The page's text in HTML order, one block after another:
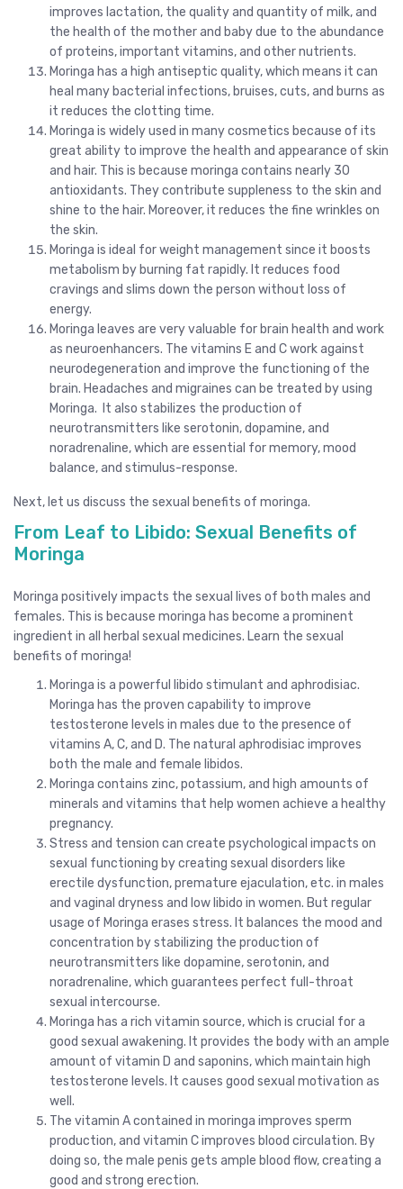
improves lactation, the quality and quantity of milk, and
the health of the mother and baby due to the abundance
of proteins, important vitamins, and other nutrients.
Moringa has a high antiseptic quality, which means it can
heal many bacterial infections, bruises, cuts, and burns as
it reduces the clotting time.
Moringa is widely used in many cosmetics because of its
great ability to improve the health and appearance of skin
and hair. This is because moringa contains nearly 30
antioxidants. They contribute suppleness to the skin and
shine to the hair. Moreover, it reduces the fine wrinkles on
the skin.
Moringa is ideal for weight management since it boosts
metabolism by burning fat rapidly. It reduces food
cravings and slims down the person without loss of
energy.
Moringa leaves are very valuable for brain health and work
as neuroenhancers. The vitamins E and C work against
neurodegeneration and improve the functioning of the
brain. Headaches and migraines can be treated by using
Moringa. It also stabilizes the production of
neurotransmitters like serotonin, dopamine, and
noradrenaline, which are essential for memory, mood
balance, and stimulus-response.
Next, let us discuss the sexual benefits of moringa.
From Leaf to Libido: Sexual Benefits of
Moringa
Moringa positively impacts the sexual lives of both males and
females. This is because moringa has become a prominent
ingredient in all herbal sexual medicines. Learn the sexual
benefits of moringa!
Moringa is a powerful libido stimulant and aphrodisiac.
Moringa has the proven capability to improve
testosterone levels in males due to the presence of
vitamins A, C, and D. The natural aphrodisiac improves
both the male and female libidos.
Moringa contains zinc, potassium, and high amounts of
minerals and vitamins that help women achieve a healthy
pregnancy.
Stress and tension can create psychological impacts on
sexual functioning by creating sexual disorders like
erectile dysfunction, premature ejaculation, etc. in males
and vaginal dryness and low libido in women. But regular
usage of Moringa erases stress. It balances the mood and
concentration by stabilizing the production of
neurotransmitters like dopamine, serotonin, and
noradrenaline, which guarantees perfect full-throat
sexual intercourse.
Moringa has a rich vitamin source, which is crucial for a
good sexual awakening. It provides the body with an ample
amount of vitamin D and saponins, which maintain high
testosterone levels. It causes good sexual motivation as
well.
The vitamin A contained in moringa improves sperm
production, and vitamin C improves blood circulation. By
doing so, the male penis gets ample blood flow, creating a
good and strong erection.